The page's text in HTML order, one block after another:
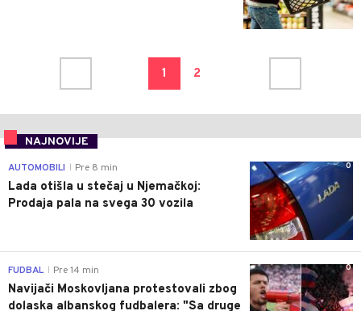
1 2
NAJNOVIJE
0
AUTOMOBILI Pre 8 min
Lada otišla u stečaj u Njemačkoj:
Prodaja pala na svega 30 vozila
0
FUDBAL Pre 14 min
Navijači Moskovljana protestovali zbog
dolaska albanskog fudbalera: "Sa druge